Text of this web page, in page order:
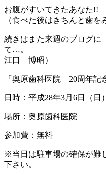
お腹がすいてきたあなた
（食べた後はきちんと歯を
続きはまた来週のブログに
て…。
江口 博昭）
『奥原歯科医院 20周年記
日時：平成28年3月6日（
場所：奥原歯科医院
参加費：無料
※当日は駐車場の確保が難
下さい。